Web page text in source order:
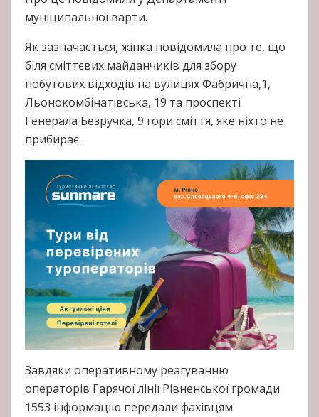
муніципальної варти.
Як зазначається, жінка повідомила про те, що
біля сміттєвих майданчиків для збору
побутових відходів на вулицях Фабрична,1,
Льонокомбінатівська, 19 та проспекті
Генерала Безручка, 9 гори сміття, яке ніхто не
прибирає.
Завдяки оперативному реагуванню
операторів Гарячої лінії Рівненської громади
1553 інформацію передали фахівцям